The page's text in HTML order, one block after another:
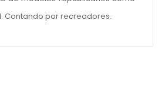
Contando por recreadores.